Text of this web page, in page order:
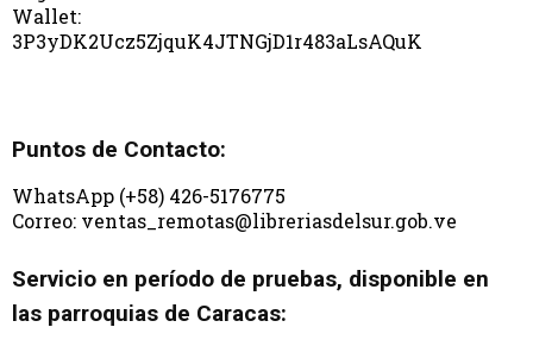
Wallet:
3P3yDK2Ucz5ZjquK4JTNGjD1r483aLsAQuK
Puntos de Contacto:
WhatsApp (+58) 426-5176775
Correo: ventas_remotas@libreriasdelsur.gob.ve
Servicio en período de pruebas, disponible en
las parroquias de Caracas: